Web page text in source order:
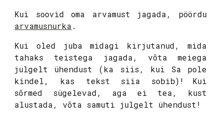
Kui soovid oma arvamust jagada, pöördu
arvamusnurka .
Kui oled juba midagi kirjutanud, mida
tahaks teistega jagada, võta meiega
julgelt ühendust (ka siis, kui Sa pole
kindel, kas tekst siia sobib)!
Kui
sõrmed sügelevad, aga ei tea, kust
alustada, võta samuti julgelt ühendust!